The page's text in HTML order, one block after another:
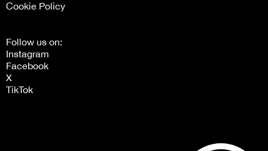
Cookie Policy
Follow us on:
Instagram
Facebook
X
TikTok